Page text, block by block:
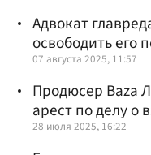
Адвокат
освободить его
07 августа 2025, 11:57
Продюсер Baza
арест по делу о
28 июля 2025, 16:22